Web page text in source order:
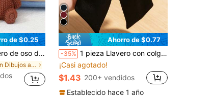
de $0.25
regalo para amantes del café, cumpleaños, fiesta, madre, padre, graduación, maestro, amigos, hermanas
en Dibujos animados Llaveros y Accesorios
Ahorro de $0.77
-35% 1 pieza Llavero con colgante de lazo de satén de doble cara de unicolor, estilo bohemio, de fibra de poliéster, elegante y lindo, de aleación de zinc
¡Casi agotado!
$1.43 200+ vendidos
Establecido hace 1 año